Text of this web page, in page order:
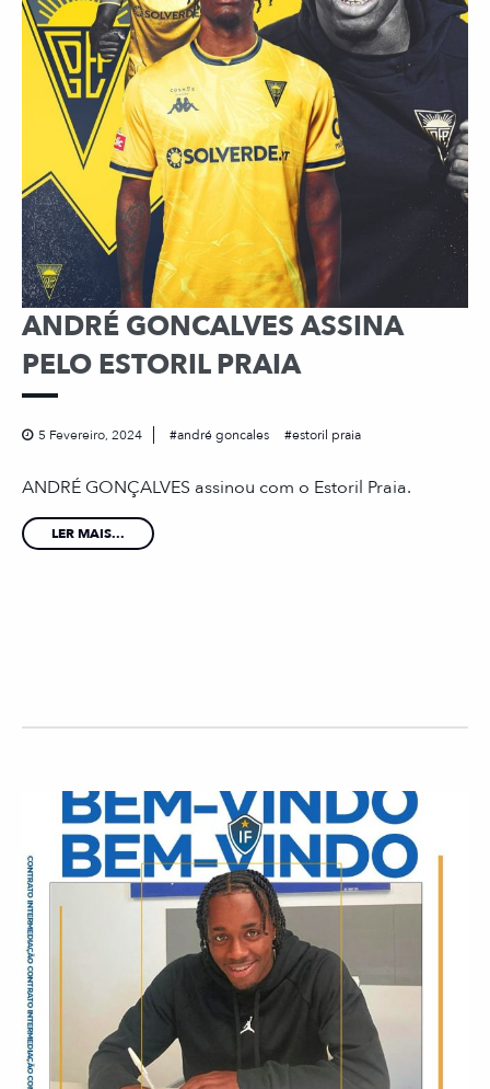
ANDRÉ GONCALVES ASSINA
PELO ESTORIL PRAIA
5 Fevereiro, 2024 andré goncales estoril praia
ANDRÉ GONÇALVES assinou com o Estoril Praia.
LER MAIS...